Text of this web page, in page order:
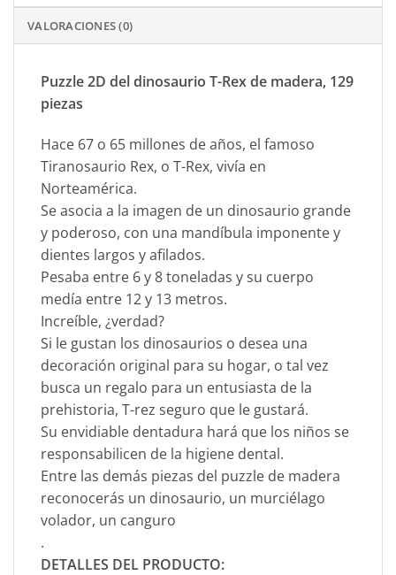
VALORACIONES (0)
Puzzle 2D del dinosaurio T-Rex de madera, 129
piezas
Hace 67 o 65 millones de años, el famoso
Tiranosaurio Rex, o T-Rex, vivía en
Norteamérica.
Se asocia a la imagen de un dinosaurio grande
y poderoso, con una mandíbula imponente y
dientes largos y afilados.
Pesaba entre 6 y 8 toneladas y su cuerpo
medía entre 12 y 13 metros.
Increíble, ¿verdad?
Si le gustan los dinosaurios o desea una
decoración original para su hogar, o tal vez
busca un regalo para un entusiasta de la
prehistoria, T-rez seguro que le gustará.
Su envidiable dentadura hará que los niños se
responsabilicen de la higiene dental.
Entre las demás piezas del puzzle de madera
reconocerás un dinosaurio, un murciélago
volador, un canguro
.
DETALLES DEL PRODUCTO: